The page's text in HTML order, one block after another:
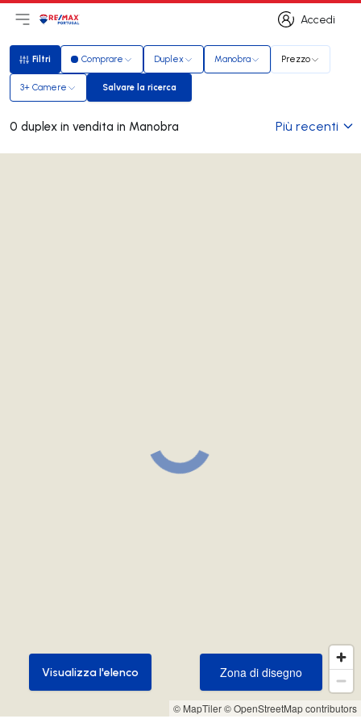
Accedi
Accedi
Apri il menu principale
LogoVai alla homepage
Filtri
Filtri Comprare Duplex Manobra Prezzo
3+ Camere Salvare la ricerca
Salvare la ricerca
0 duplex in vendita in Manobra Più recenti
© MapTiler© OpenStreetMap contributors
Zona di disegno
Zona di disegno
Visualizza l'elenco
Visualizza l'elenco